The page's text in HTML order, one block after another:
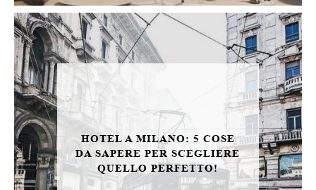
HOTEL A MILANO: 5 COSE
DA SAPERE PER SCEGLIERE
QUELLO PERFETTO!